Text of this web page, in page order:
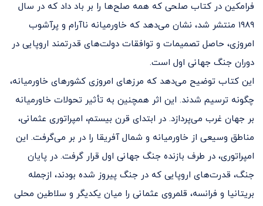
فرامکین در کتاب صلحی که همه صلح‌ها را بر باد داد که در سال
۱۹۸۹ منتشر شد، نشان می‌دهد که خاورمیانه ناآرام و پرآشوب
امروزی، حاصل تصمیمات و توافقات دولت‌های قدرتمند اروپایی در
دوران جنگ جهانی اول است.
این کتاب توضیح می‌دهد که مرزهای امروزی کشورهای خاورمیانه،
چگونه ترسیم شدند. این اثر همچنین به تأثیر تحولات خاورمیانه
بر جهان غرب می‌پردازد. در ابتدای قرن بیستم، امپراتوری عثمانی،
مناطق وسیعی از خاورمیانه و شمال آفریقا را در بر می‌گرفت. این
امپراتوری، در طرف بازنده جنگ جهانی اول قرار گرفت. در پایان
جنگ، قدرت‌های اروپایی که در جنگ پیروز شده بودند، ازجمله
بریتانیا و فرانسه، قلمروی عثمانی را میان یکدیگر و سلاطین محلی